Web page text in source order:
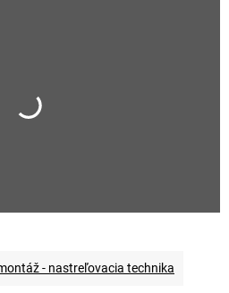
- nastreľovacia technika